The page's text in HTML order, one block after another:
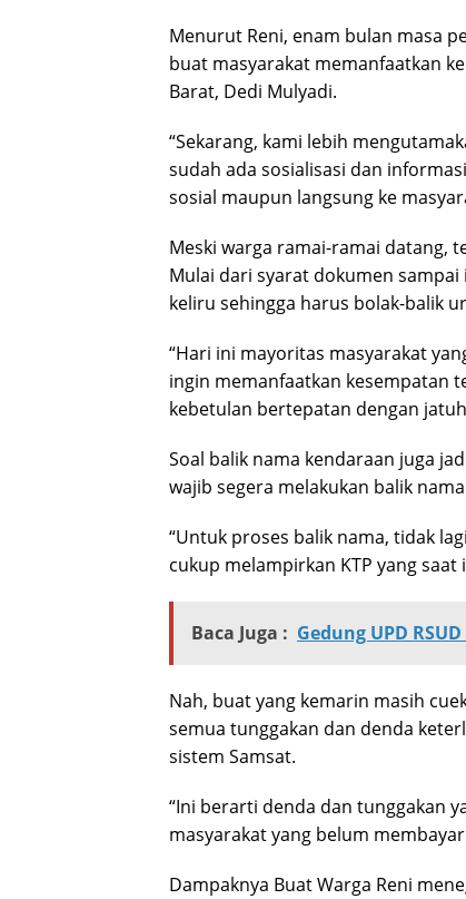
Menurut Reni, enam bulan masa
buat masyarakat memanfaatkan
Barat, Dedi Mulyadi.
“Sekarang, kami lebih
sudah ada sosialisasi dan
sosial maupun langsung ke
Meski warga ramai-ramai datang,
Mulai dari syarat dokumen
keliru sehingga harus bolak-balik
“Hari ini mayoritas masyarakat
ingin memanfaatkan kesempatan
kebetulan bertepatan dengan
Soal balik nama kendaraan juga
wajib segera melakukan balik
“Untuk proses balik nama, tidak
cukup melampirkan KTP yang saat
Baca Juga : Gedung UPD
Nah, buat yang kemarin masih
semua tunggakan dan denda
sistem Samsat.
“Ini berarti denda dan tunggakan
masyarakat yang belum
Dampaknya Buat Warga Reni